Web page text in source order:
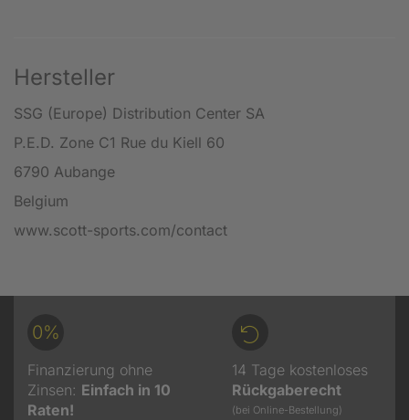
Hersteller
SSG (Europe) Distribution Center SA
P.E.D. Zone C1 Rue du Kiell 60
6790 Aubange
Belgium
www.scott-sports.com/contact
0%
Finanzierung ohne
Zinsen: Einfach in 10
Raten!
14 Tage kostenloses
Rückgaberecht
(bei Online-Bestellung)